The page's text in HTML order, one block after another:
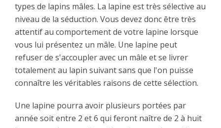
types de lapins mâles. La lapine est très sélective au
niveau de la séduction. Vous devez donc être très
attentif au comportement de votre lapine lorsque
vous lui présentez un mâle. Une lapine peut
refuser de s'accoupler avec un mâle et se livrer
totalement au lapin suivant sans que l'on puisse
connaître les véritables raisons de cette sélection.
Une lapine pourra avoir plusieurs portées par
année soit entre 2 et 6 qui feront naître de 2 à huit